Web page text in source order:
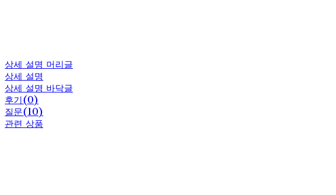
상세 설명 머리글
상세 설명
상세 설명 바닥글
후기(0)
질문(10)
관련 상품